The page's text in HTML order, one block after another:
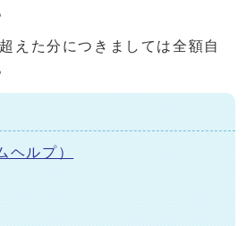
えた分につきましては全額自
ヘルプ）